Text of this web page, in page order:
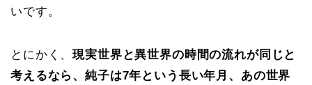
いです。
とにかく、現実世界と異世界の時間の流れが同じと
考えるなら、純子は7年という長い年月、あの世界